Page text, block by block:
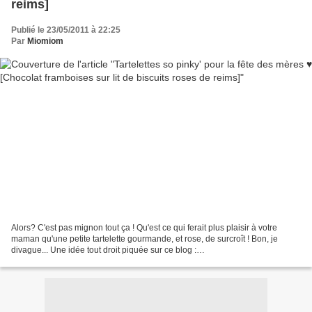
reims]
Publié le 23/05/2011 à 22:25
Par Miomiom
Alors? C'est pas mignon tout ça ! Qu'est ce qui ferait plus plaisir à votre
maman qu'une petite tartelette gourmande, et rose, de surcroît ! Bon, je
divague... Une idée tout droit piquée sur ce blog :